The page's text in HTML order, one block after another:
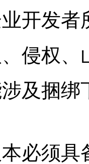
开发
侵权
及捆
必须